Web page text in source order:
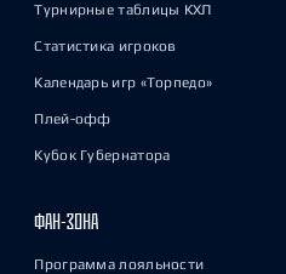
Турнирные таблицы КХЛ
Статистика игроков
Календарь игр «Торпедо»
Плей-офф
Кубок Губернатора
ФАН-ЗОНА
Программа лояльности